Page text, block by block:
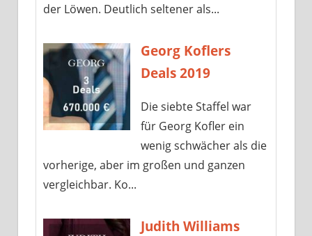
der Löwen. Deutlich seltener als...
Georg Koflers
Deals 2019
Die siebte Staffel war
für Georg Kofler ein
wenig schwächer als die
vorherige, aber im großen und ganzen
vergleichbar. Ko...
Judith Williams